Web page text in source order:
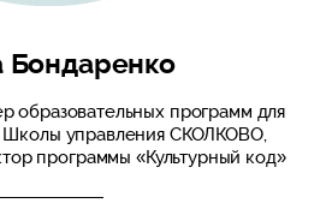
Бондаренко
образовательных программ для
управления СКОЛКОВО,
программы «Культурный код»